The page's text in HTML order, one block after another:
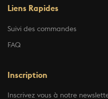
Liens Rapides
Suivi des commandes
FAQ
Inscription
Inscrivez vous à notre